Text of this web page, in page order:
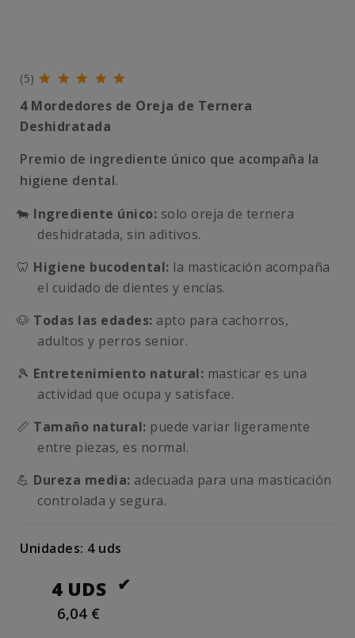
(5)
4 Mordedores de Oreja de Ternera
Deshidratada
Premio de ingrediente único que acompaña la
higiene dental.
🐄 Ingrediente único: solo oreja de ternera
deshidratada, sin aditivos.
🦷 Higiene bucodental: la masticación acompaña
el cuidado de dientes y encías.
🐶 Todas las edades: apto para cachorros,
adultos y perros senior.
🎾 Entretenimiento natural: masticar es una
actividad que ocupa y satisface.
📏 Tamaño natural: puede variar ligeramente
entre piezas, es normal.
💪 Dureza media: adecuada para una masticación
controlada y segura.
Unidades: 4 uds
4 UDS
6,04 €